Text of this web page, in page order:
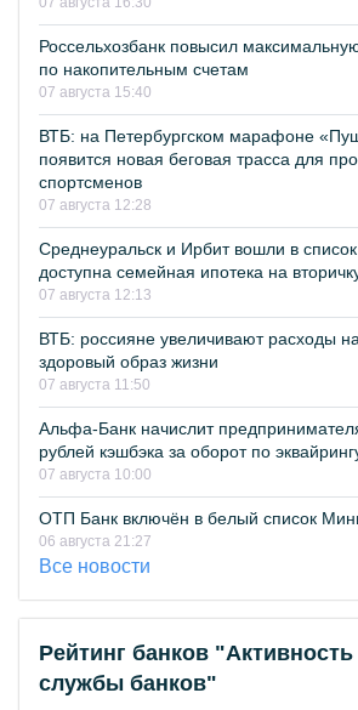
Россельхозбанк повысил
по накопительным счетам
07 августа 15:40
ВТБ: на Петербургском марафоне
появится новая беговая трасса для
спортсменов
07 августа 12:28
Среднеуральск и Ирбит вошли в список
доступна семейная ипотека на
07 августа 12:13
ВТБ: россияне увеличивают расходы
здоровый образ жизни
07 августа 11:50
Альфа-Банк начислит
рублей кэшбэка за оборот по
07 августа 10:00
ОТП Банк включён в белый список
06 августа 21:27
Все новости
Рейтинг банков "Активность
службы банков"